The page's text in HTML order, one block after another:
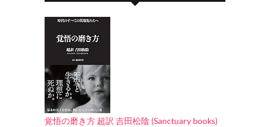
覚悟の磨き方 超訳 吉田松陰 (Sanctuary books)